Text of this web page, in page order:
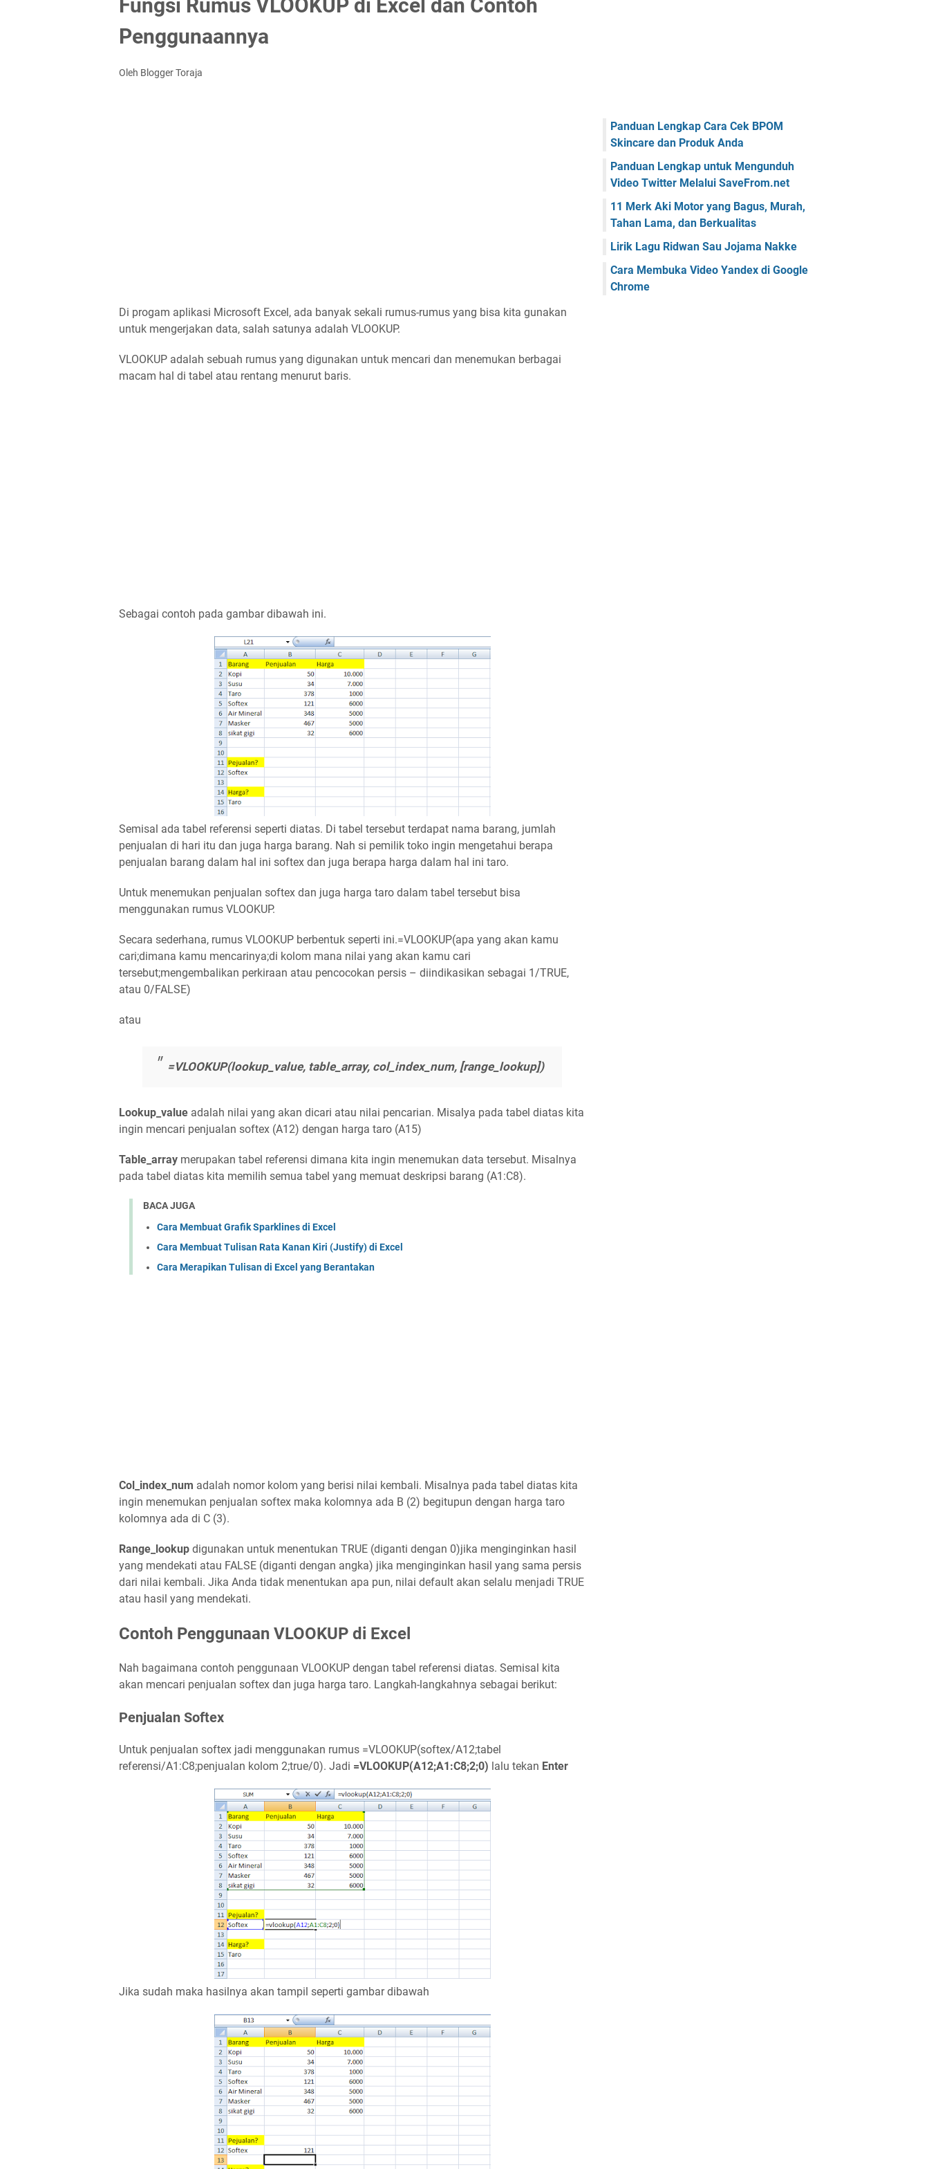
Fungsi Rumus VLOOKUP di Excel dan Contoh
Penggunaannya
Oleh Blogger Toraja
Di progam aplikasi Microsoft Excel, ada banyak sekali rumus-rumus yang bisa kita gunakan
untuk mengerjakan data, salah satunya adalah VLOOKUP.
VLOOKUP adalah sebuah rumus yang digunakan untuk mencari dan menemukan berbagai
macam hal di tabel atau rentang menurut baris.
Sebagai contoh pada gambar dibawah ini.
Semisal ada tabel referensi seperti diatas. Di tabel tersebut terdapat nama barang, jumlah
penjualan di hari itu dan juga harga barang. Nah si pemilik toko ingin mengetahui berapa
penjualan barang dalam hal ini softex dan juga berapa harga dalam hal ini taro.
Untuk menemukan penjualan softex dan juga harga taro dalam tabel tersebut bisa
menggunakan rumus VLOOKUP.
Secara sederhana, rumus VLOOKUP berbentuk seperti ini.=VLOOKUP(apa yang akan kamu
cari;dimana kamu mencarinya;di kolom mana nilai yang akan kamu cari
tersebut;mengembalikan perkiraan atau pencocokan persis – diindikasikan sebagai 1/TRUE,
atau 0/FALSE)
atau
=VLOOKUP(lookup_value, table_array, col_index_num, [range_lookup])
Lookup_value adalah nilai yang akan dicari atau nilai pencarian. Misalya pada tabel diatas kita
ingin mencari penjualan softex (A12) dengan harga taro (A15)
Table_array merupakan tabel referensi dimana kita ingin menemukan data tersebut. Misalnya
pada tabel diatas kita memilih semua tabel yang memuat deskripsi barang (A1:C8).
BACA JUGA
Cara Membuat Grafik Sparklines di Excel
Cara Membuat Tulisan Rata Kanan Kiri (Justify) di Excel
Cara Merapikan Tulisan di Excel yang Berantakan
Col_index_num adalah nomor kolom yang berisi nilai kembali. Misalnya pada tabel diatas kita
ingin menemukan penjualan softex maka kolomnya ada B (2) begitupun dengan harga taro
kolomnya ada di C (3).
Range_lookup digunakan untuk menentukan TRUE (diganti dengan 0)jika menginginkan hasil
yang mendekati atau FALSE (diganti dengan angka) jika menginginkan hasil yang sama persis
dari nilai kembali. Jika Anda tidak menentukan apa pun, nilai default akan selalu menjadi TRUE
atau hasil yang mendekati.
Contoh Penggunaan VLOOKUP di Excel
Nah bagaimana contoh penggunaan VLOOKUP dengan tabel referensi diatas. Semisal kita
akan mencari penjualan softex dan juga harga taro. Langkah-langkahnya sebagai berikut:
Penjualan Softex
Untuk penjualan softex jadi menggunakan rumus =VLOOKUP(softex/A12;tabel
referensi/A1:C8;penjualan kolom 2;true/0). Jadi =VLOOKUP(A12;A1:C8;2;0) lalu tekan Enter
Jika sudah maka hasilnya akan tampil seperti gambar dibawah
Panduan Lengkap Cara Cek BPOM
Skincare dan Produk Anda
Panduan Lengkap untuk Mengunduh
Video Twitter Melalui SaveFrom.net
11 Merk Aki Motor yang Bagus, Murah,
Tahan Lama, dan Berkualitas
Lirik Lagu Ridwan Sau Jojama Nakke
Cara Membuka Video Yandex di Google
Chrome